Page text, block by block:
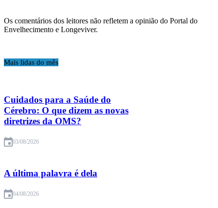
Os comentários dos leitores não refletem a opinião do Portal do
Envelhecimento e Longeviver.
Mais lidas do mês
Cuidados para a Saúde do
Cérebro: O que dizem as novas
diretrizes da OMS?
03/08/2026
A última palavra é dela
04/08/2026